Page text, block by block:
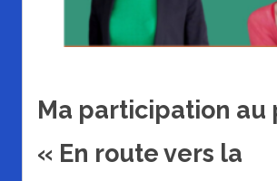
Ma participation au
« En route vers la